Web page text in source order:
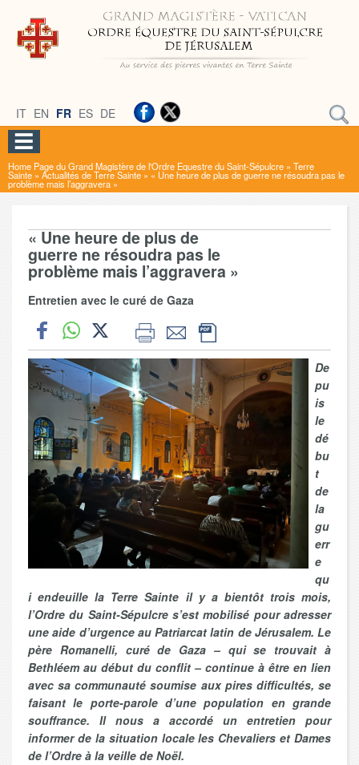
IT EN FR ES DE
Home Page du Grand Magistère de l'Ordre Equestre du Saint-Sépulcre » Terre
Sainte » Actualités de Terre Sainte » « Une heure de plus de guerre ne résoudra pas le
problème mais l’aggravera »
« Une heure de plus de
guerre ne résoudra pas le
problème mais l’aggravera »
Entretien avec le curé de Gaza
De
pu
is
le
dé
bu
t
de
la
gu
err
e
qu
i endeuille la Terre Sainte il y a bientôt trois mois,
l’Ordre du Saint-Sépulcre s’est mobilisé pour adresser
une aide d’urgence au Patriarcat latin de Jérusalem. Le
père Romanelli, curé de Gaza – qui se trouvait à
Bethléem au début du conflit – continue à être en lien
avec sa communauté soumise aux pires difficultés, se
faisant le porte-parole d’une population en grande
souffrance. Il nous a accordé un entretien pour
informer de la situation locale les Chevaliers et Dames
de l’Ordre à la veille de Noël.